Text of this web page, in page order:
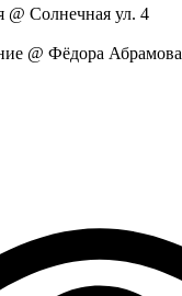
@ Солнечная ул. 4